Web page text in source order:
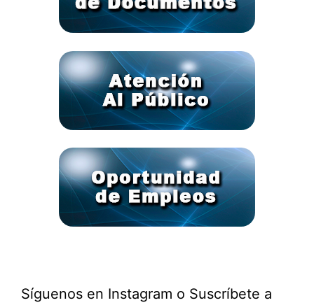
Síguenos en Instagram o Suscríbete a